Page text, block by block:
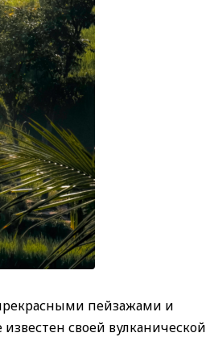
пейзажами и
своей вулканической